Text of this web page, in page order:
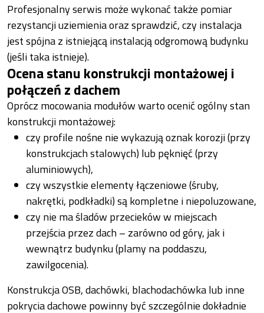
Profesjonalny serwis może wykonać także pomiar
rezystancji uziemienia oraz sprawdzić, czy instalacja
jest spójna z istniejącą instalacją odgromową budynku
(jeśli taka istnieje).
Ocena stanu konstrukcji montażowej i
połączeń z dachem
Oprócz mocowania modułów warto ocenić ogólny stan
konstrukcji montażowej:
czy profile nośne nie wykazują oznak korozji (przy
konstrukcjach stalowych) lub pęknięć (przy
aluminiowych),
czy wszystkie elementy łączeniowe (śruby,
nakrętki, podkładki) są kompletne i niepoluzowane,
czy nie ma śladów przecieków w miejscach
przejścia przez dach – zarówno od góry, jak i
wewnątrz budynku (plamy na poddaszu,
zawilgocenia).
Konstrukcja OSB, dachówki, blachodachówka lub inne
pokrycia dachowe powinny być szczególnie dokładnie